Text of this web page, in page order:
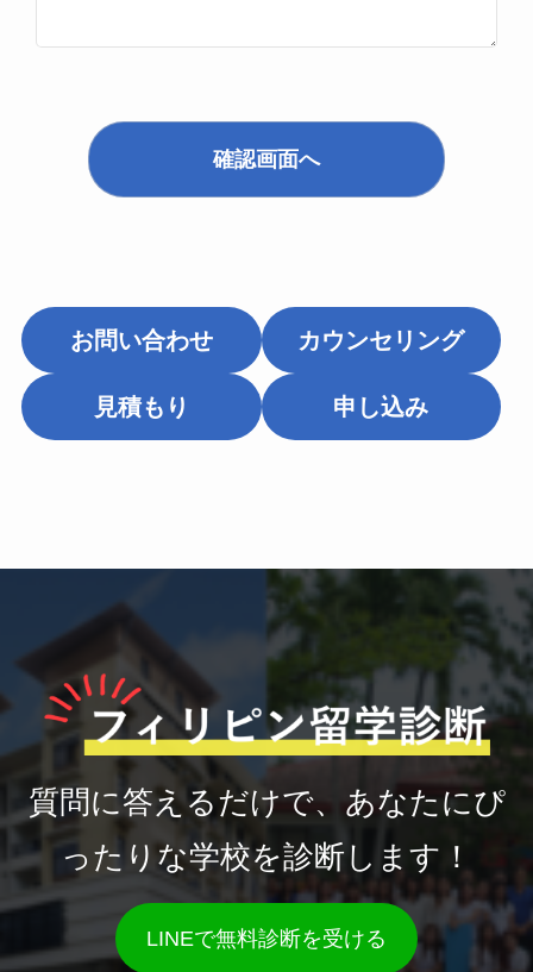
確認画面へ
お問い合わせ カウンセリング
見積もり 申し込み
質問に答えるだけで、あなたにぴ
ったりな学校を診断します！
LINEで無料診断を受ける